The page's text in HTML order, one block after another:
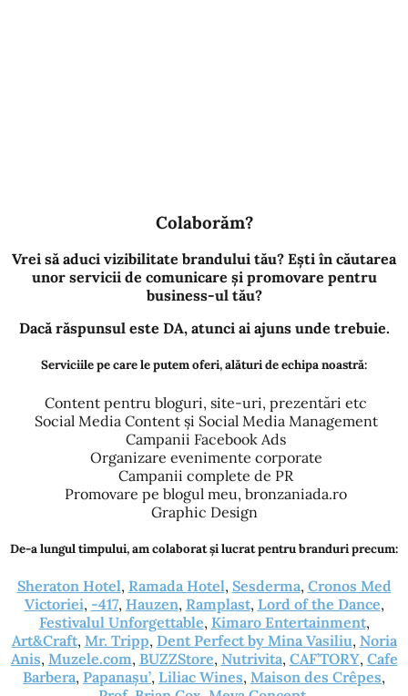
Colaborăm?
Vrei să aduci vizibilitate brandului tău? Ești în căutarea
unor servicii de comunicare și promovare pentru
business-ul tău?
Dacă răspunsul este DA, atunci ai ajuns unde trebuie.
Serviciile pe care le putem oferi, alături de echipa noastră:
Content pentru bloguri, site-uri, prezentări etc
Social Media Content și Social Media Management
Campanii Facebook Ads
Organizare evenimente corporate
Campanii complete de PR
Promovare pe blogul meu, bronzaniada.ro
Graphic Design
De-a lungul timpului, am colaborat și lucrat pentru branduri precum:
Sheraton Hotel, Ramada Hotel, Sesderma, Cronos Med
Victoriei, -417, Hauzen, Ramplast, Lord of the Dance,
Festivalul Unforgettable, Kimaro Entertainment,
Art&Craft, Mr. Tripp, Dent Perfect by Mina Vasiliu, Noria
Anis, Muzele.com, BUZZStore, Nutrivita, CAF’TORY, Cafe
Barbera, Papanașu’, Liliac Wines, Maison des Crêpes,